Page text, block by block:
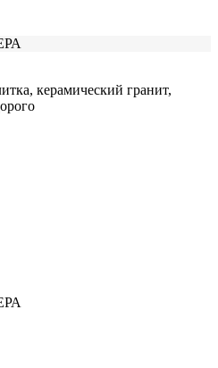
керамический гранит,